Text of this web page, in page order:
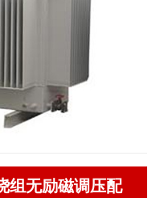
组无励磁调压配